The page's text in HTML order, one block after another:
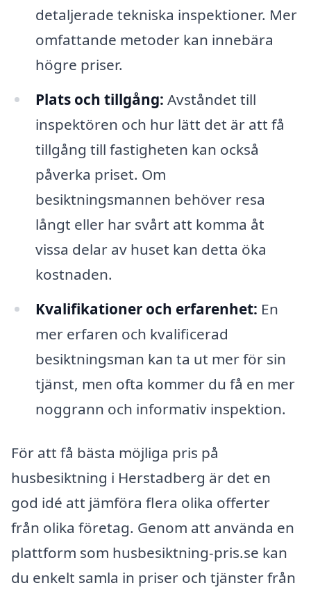
detaljerade tekniska inspektioner. Mer
omfattande metoder kan innebära
högre priser.
Plats och tillgång: Avståndet till
inspektören och hur lätt det är att få
tillgång till fastigheten kan också
påverka priset. Om
besiktningsmannen behöver resa
långt eller har svårt att komma åt
vissa delar av huset kan detta öka
kostnaden.
Kvalifikationer och erfarenhet: En
mer erfaren och kvalificerad
besiktningsman kan ta ut mer för sin
tjänst, men ofta kommer du få en mer
noggrann och informativ inspektion.
För att få bästa möjliga pris på
husbesiktning i Herstadberg är det en
god idé att jämföra flera olika offerter
från olika företag. Genom att använda en
plattform som husbesiktning-pris.se kan
du enkelt samla in priser och tjänster från